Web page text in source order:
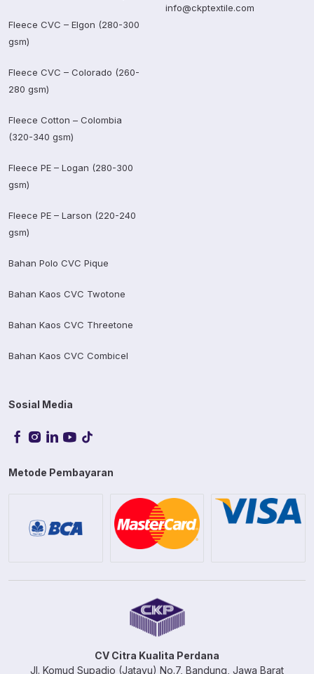
Fleece CVC – Elgon (280-300
gsm)
Fleece CVC – Colorado (260-
280 gsm)
Fleece Cotton – Colombia
(320-340 gsm)
Fleece PE – Logan (280-300
gsm)
Fleece PE – Larson (220-240
gsm)
Bahan Polo CVC Pique
Bahan Kaos CVC Twotone
Bahan Kaos CVC Threetone
Bahan Kaos CVC Combicel
info@ckptextile.com
Sosial Media
Metode Pembayaran
CV Citra Kualita Perdana
Jl. Komud Supadio (Jatayu) No.7, Bandung, Jawa Barat